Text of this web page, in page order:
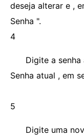
deseja alterar e ,
Senha ".
4
Digite a
Senha atual , em
5
Digite uma